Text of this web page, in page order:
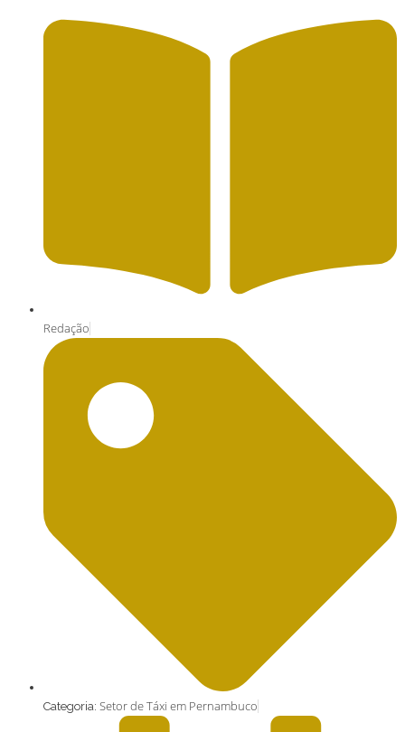
Redação
Categoria: Setor de Táxi em Pernambuco